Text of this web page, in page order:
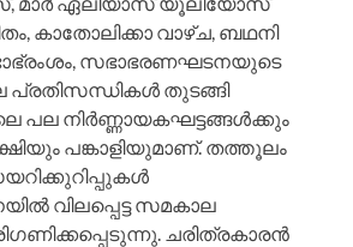
കാതോലിക്കാ വാഴ്‌ച, ബഥനി
സഭാഭരണഘടനയുടെ
പ്രതിസന്ധികള്‍ തുടങ്ങി
പല നിര്‍ണ്ണായകഘട്ടങ്ങള്‍ക്കും
പങ്കാളിയുമാണ്‌. തത്തൂലം
വിലപ്പെട്ട സമകാല
ചരിത്രകാരന്‍